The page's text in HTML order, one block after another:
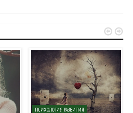
ПСИХОЛОГИЯ РАЗВИТИЯ
 